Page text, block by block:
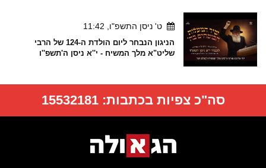
ט' ניסן התשפ"ו, 11:42
הניגון הנבחר ליום הולדת ה-124 של הרבי
שליט"א מלך המשיח - י''א ניסן ה'תשפ''ו
סה"כ צפיות בכתבות:15532181